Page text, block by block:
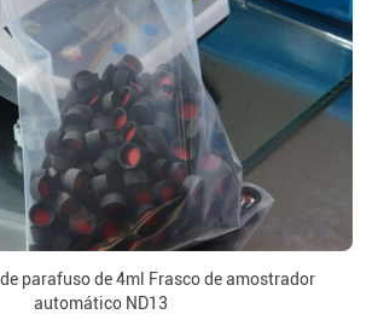
parafuso de 4ml Frasco de amostrador
automático ND13